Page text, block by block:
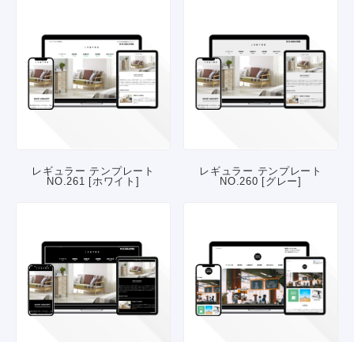
レギュラー テンプレート
NO.261 [ホワイト]
レギュラー テンプレート
NO.260 [グレー]